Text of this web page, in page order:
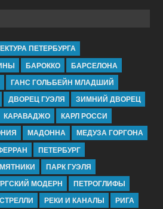
ПЕТЕРБУРГА
БАРОККО
БАРСЕЛОНА
ГАНС ГОЛЬБЕЙН МЛАДШИЙ
ДВОРЕЦ ГУЭЛЯ
ЗИМНИЙ ДВОРЕЦ
КАРАВАДЖО
КАРЛ РОССИ
МАДОННА
МЕДУЗА ГОРГОНА
ПЕТЕРБУРГ
ПАРК ГУЭЛЯ
МОДЕРН
ПЕТРОГЛИФЫ
РЕКИ И КАНАЛЫ РИГА